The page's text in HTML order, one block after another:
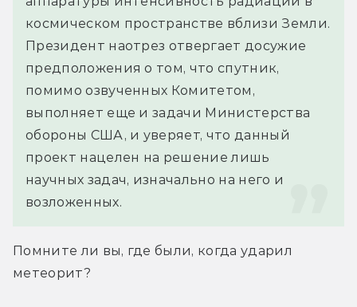
космическом пространстве вблизи Земли.
Президент наотрез отвергает досужие
предположения о том, что спутник,
помимо озвученных Комитетом,
выполняет еще и задачи Министерства
обороны США, и уверяет, что данный
проект нацелен на решение лишь
научных задач, изначально на него и
возложенных.
Помните ли вы, где были, когда ударил
метеорит?